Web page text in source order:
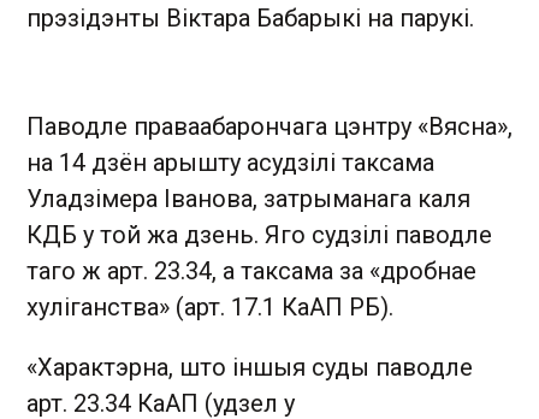
прэзідэнты Віктара Бабарыкі на парукі.
Паводле праваабарончага цэнтру «Вясна»,
на 14 дзён арышту асудзілі таксама
Уладзімера Іванова, затрыманага каля
КДБ у той жа дзень. Яго судзілі паводле
таго ж арт. 23.34, а таксама за «дробнае
хуліганства» (арт. 17.1 КаАП РБ).
«Характэрна, што іншыя суды паводле
арт. 23.34 КаАП (удзел у